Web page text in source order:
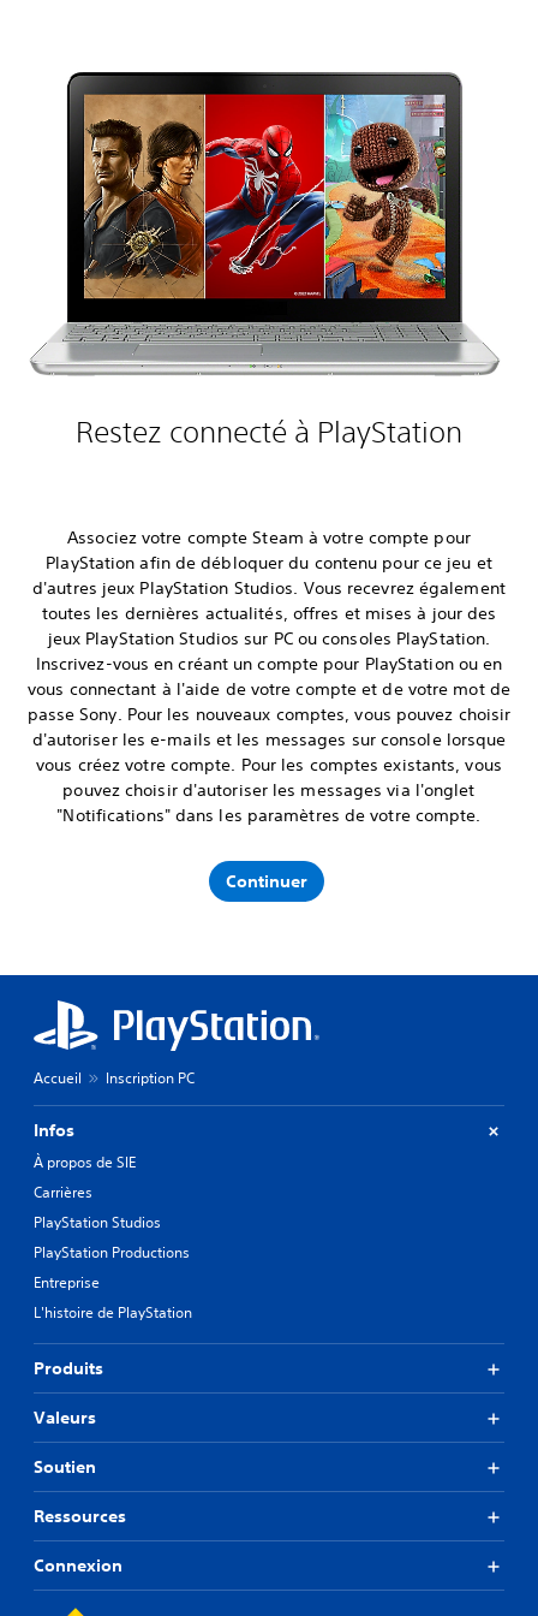
Restez connecté à PlayStation
Associez votre compte Steam à votre compte pour
PlayStation afin de débloquer du contenu pour ce jeu et
d'autres jeux PlayStation Studios. Vous recevrez également
toutes les dernières actualités, offres et mises à jour des
jeux PlayStation Studios sur PC ou consoles PlayStation.
Inscrivez-vous en créant un compte pour PlayStation ou en
vous connectant à l'aide de votre compte et de votre mot de
passe Sony. Pour les nouveaux comptes, vous pouvez choisir
d'autoriser les e-mails et les messages sur console lorsque
vous créez votre compte. Pour les comptes existants, vous
pouvez choisir d'autoriser les messages via l'onglet
"Notifications" dans les paramètres de votre compte.
Continuer
Accueil Inscription PC
Infos
À propos de SIE
Carrières
PlayStation Studios
PlayStation Productions
Entreprise
L'histoire de PlayStation
Produits
Valeurs
Soutien
Ressources
Connexion